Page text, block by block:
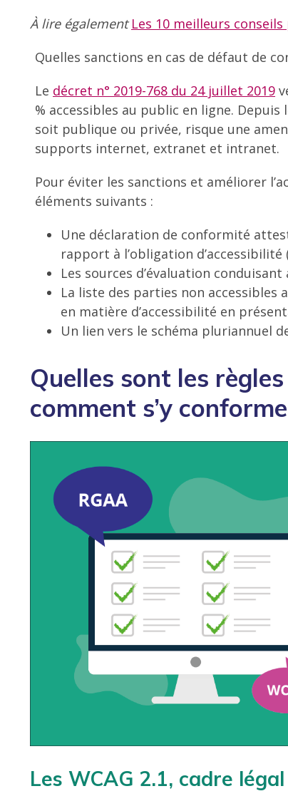
À lire égalementLes 10 meilleurs
Quelles sanctions en cas de défaut de
Le décret n° 2019-768 du 24 juillet 2019
% accessibles au public en ligne.
soit publique ou privée, risque une
supports internet, extranet et intranet.
Pour éviter les sanctions et améliorer
éléments suivants :
Une déclaration de conformité
rapport à l’obligation d’accessibilité
Les sources d’évaluation
La liste des parties non accessibles
en matière d’accessibilité en
Un lien vers le schéma pluriannuel
Quelles sont les
comment s’y
Les WCAG 2.1, cadre